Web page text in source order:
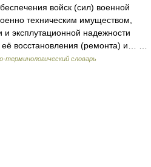
войск (сил) военной
техническим имуществом,
эксплутационной надежности
её восстановления (ремонта) и… …
словарь